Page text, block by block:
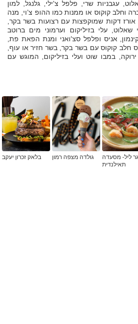
עגבניות שרי, פלפל צ'ילי, גלנגל, למון
וחלב קוקוס או ממנות כמו ההופ צ’וי, מנה
דקות שמוקפצות עם רצועות בשר בקר,
שאלוט, עלי בזיליקום וערמוני מים ברוטב
אניס ופלפל סצ'ואני ומנת הפאת פת,
חלב קוקוס עם בשר בקר, בשר חזיר או עוף,
במבו שוט ועלי בזיליקום, המוגש עם
ליל- מסעדה
תאילנדית
גולדה מצפה רמון בלאק זכרון יעקב